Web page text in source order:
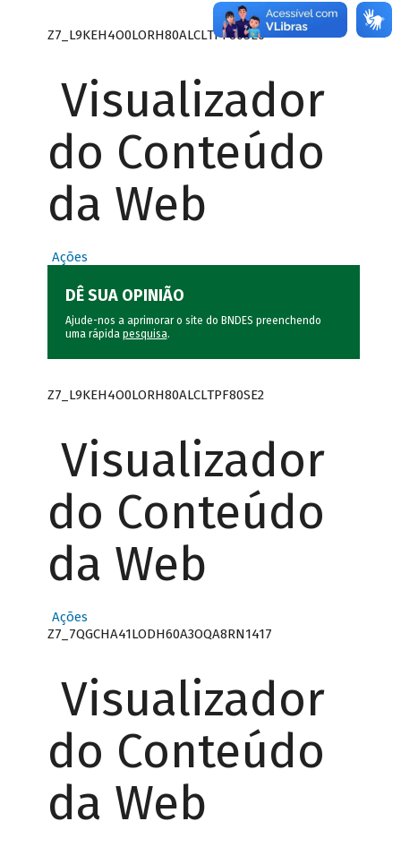
Z7_L9KEH4O0LORH80ALCLTPF80SE0
Visualizador
do Conteúdo
da Web
Ações
DÊ SUA OPINIÃO
Ajude-nos a aprimorar o site do BNDES preenchendo
uma rápida pesquisa.
Z7_L9KEH4O0LORH80ALCLTPF80SE2
Visualizador
do Conteúdo
da Web
Ações
Z7_7QGCHA41LODH60A3OQA8RN1417
Visualizador
do Conteúdo
da Web